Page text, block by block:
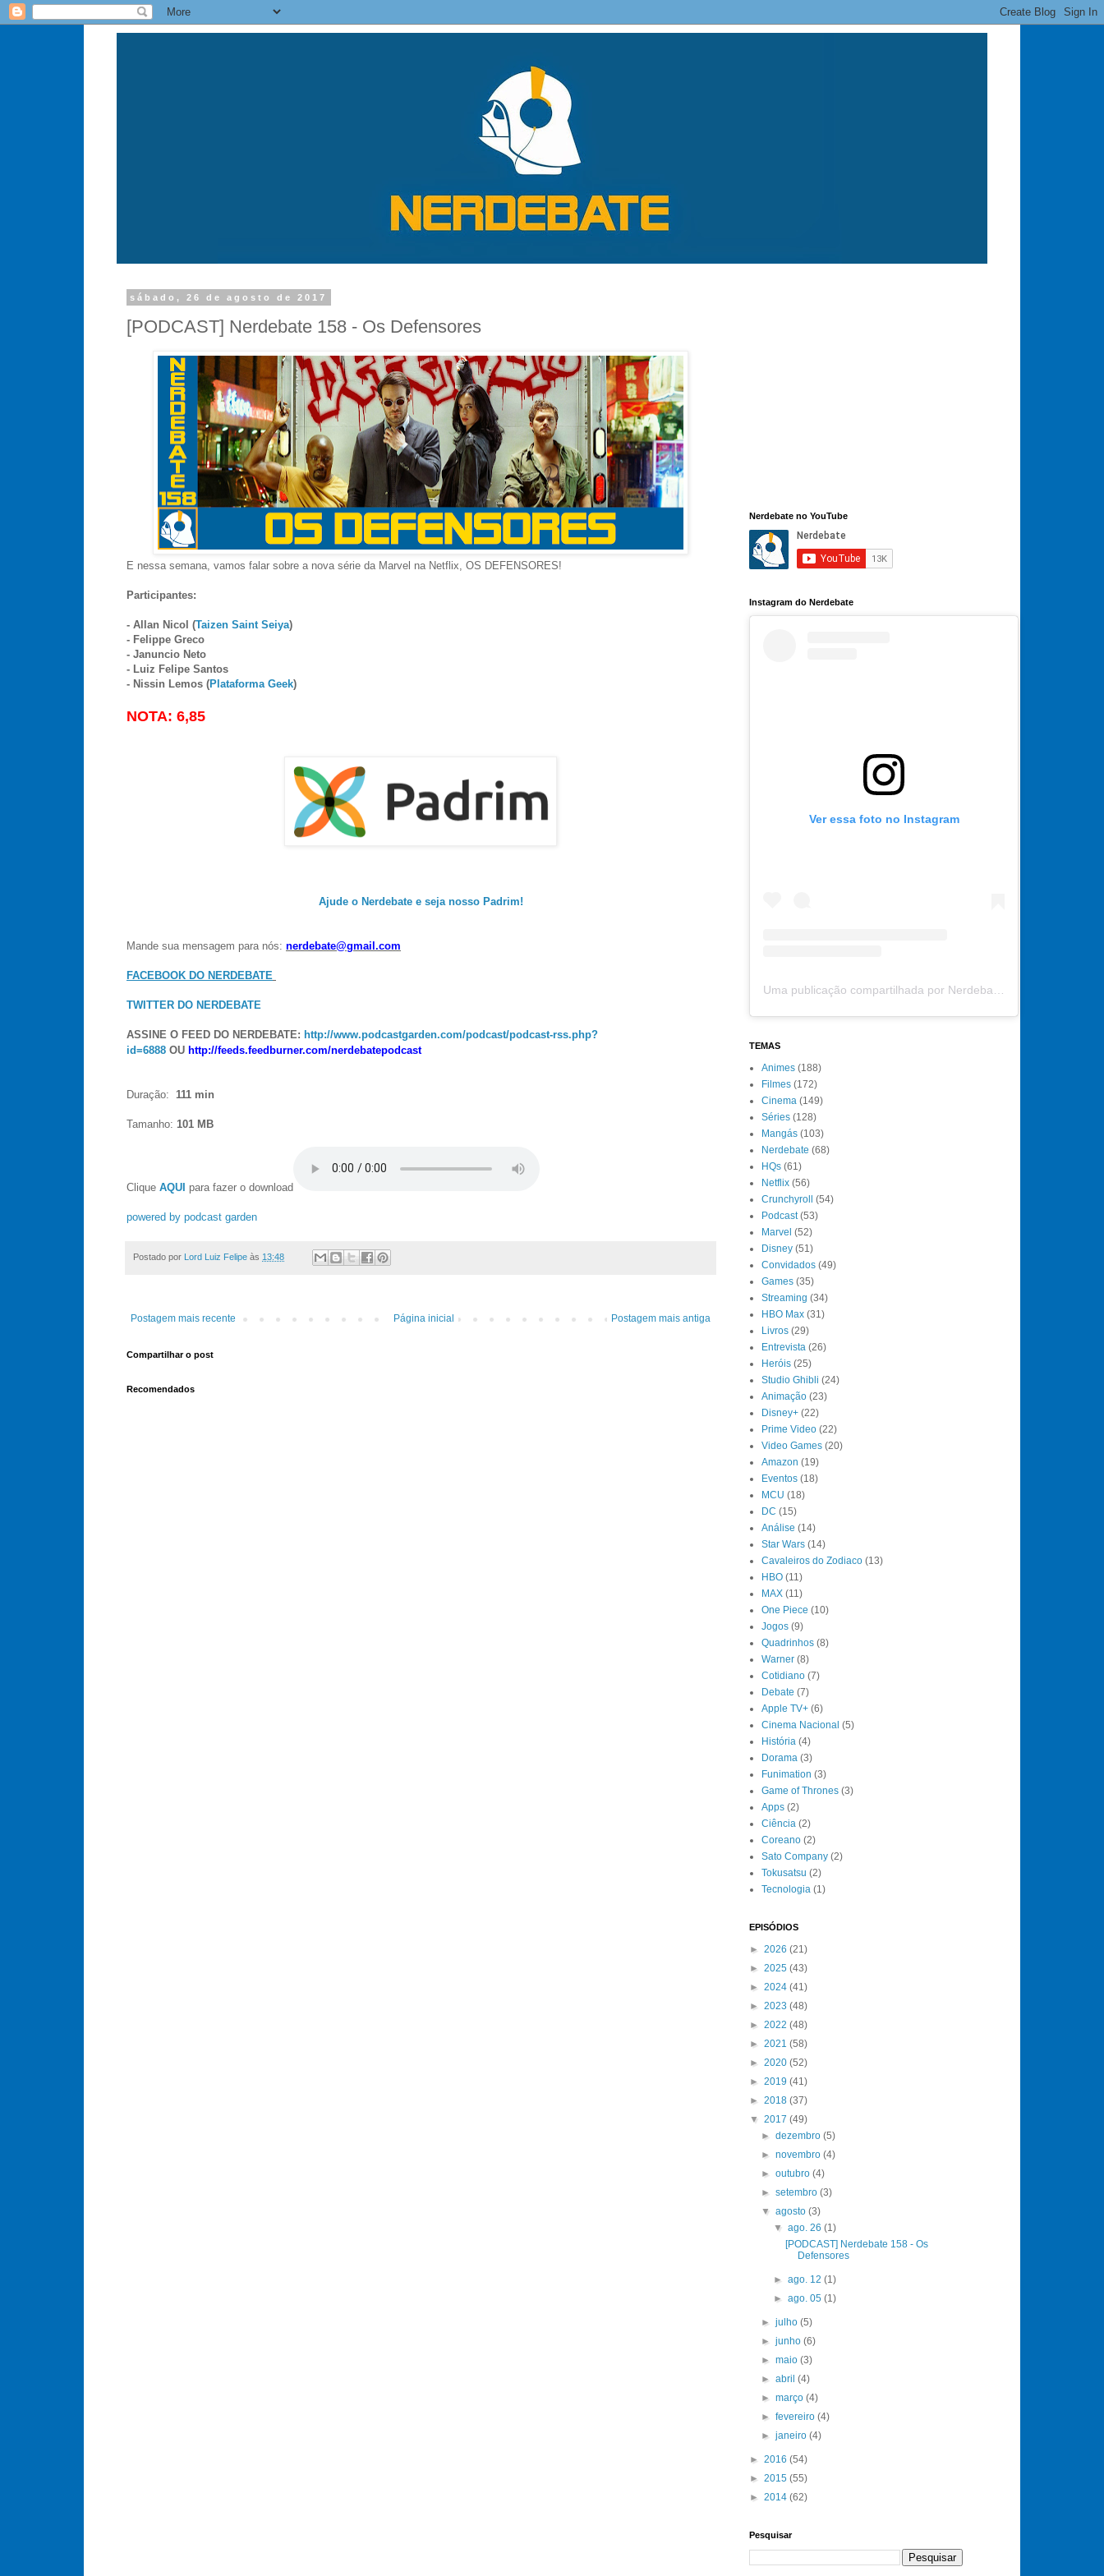
sábado, 26 de agosto de 2017
[PODCAST] Nerdebate 158 - Os Defensores
E nessa semana, vamos falar sobre a nova série da Marvel na Netflix, OS DEFENSORES!
Participantes:
- Allan Nicol (Taizen Saint Seiya)
- Felippe Greco
- Januncio Neto
- Luiz Felipe Santos
- Nissin Lemos (Plataforma Geek)
NOTA: 6,85
Ajude o Nerdebate e seja nosso Padrim!
Mande sua mensagem para nós: nerdebate@gmail.com
FACEBOOK DO NERDEBATE
TWITTER DO NERDEBATE
ASSINE O FEED DO NERDEBATE: http://www.podcastgarden.com/podcast/podcast-rss.php?
id=6888 OU http://feeds.feedburner.com/nerdebatepodcast
Duração: 111 min
Tamanho: 101 MB
Clique AQUI para fazer o download
powered by podcast garden
Postado por Lord Luiz Felipe às 13:48
Postagem mais recente Postagem mais antiga
Página inicial
Compartilhar o post
Recomendados
Nerdebate no YouTube
Instagram do Nerdebate
Ver essa foto no Instagram
TEMAS
Animes (188)
Filmes (172)
Cinema (149)
Séries (128)
Mangás (103)
Nerdebate (68)
HQs (61)
Netflix (56)
Crunchyroll (54)
Podcast (53)
Marvel (52)
Disney (51)
Convidados (49)
Games (35)
Streaming (34)
HBO Max (31)
Livros (29)
Entrevista (26)
Heróis (25)
Studio Ghibli (24)
Animação (23)
Disney+ (22)
Prime Video (22)
Video Games (20)
Amazon (19)
Eventos (18)
MCU (18)
DC (15)
Análise (14)
Star Wars (14)
Cavaleiros do Zodiaco (13)
HBO (11)
MAX (11)
One Piece (10)
Jogos (9)
Quadrinhos (8)
Warner (8)
Cotidiano (7)
Debate (7)
Apple TV+ (6)
Cinema Nacional (5)
História (4)
Dorama (3)
Funimation (3)
Game of Thrones (3)
Apps (2)
Ciência (2)
Coreano (2)
Sato Company (2)
Tokusatsu (2)
Tecnologia (1)
EPISÓDIOS
► 2026 (21)
► 2025 (43)
► 2024 (41)
► 2023 (48)
► 2022 (48)
► 2021 (58)
► 2020 (52)
► 2019 (41)
► 2018 (37)
▼ 2017 (49)
►dezembro(5)
►novembro(4)
►outubro(4)
►setembro(3)
▼agosto(3)
▼ ago. 26 (1)
[PODCAST] Nerdebate 158 - Os
Defensores
► ago. 12 (1)
► ago. 05 (1)
►julho(5)
►junho(6)
►maio(3)
►abril(4)
►março(4)
►fevereiro(4)
►janeiro(4)
► 2016 (54)
► 2015 (55)
► 2014 (62)
Pesquisar